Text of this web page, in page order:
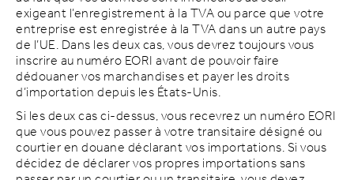
exigeant l’enregistrement à la TVA ou parce que votre
entreprise est enregistrée à la TVA dans un autre pays
de l’UE. Dans les deux cas, vous devrez toujours vous
inscrire au numéro EORI avant de pouvoir faire
dédouaner vos marchandises et payer les droits
d’importation depuis les États-Unis.
Si les deux cas ci-dessus, vous recevrez un numéro EORI
que vous pouvez passer à votre transitaire désigné ou
courtier en douane déclarant vos importations. Si vous
décidez de déclarer vos propres importations sans